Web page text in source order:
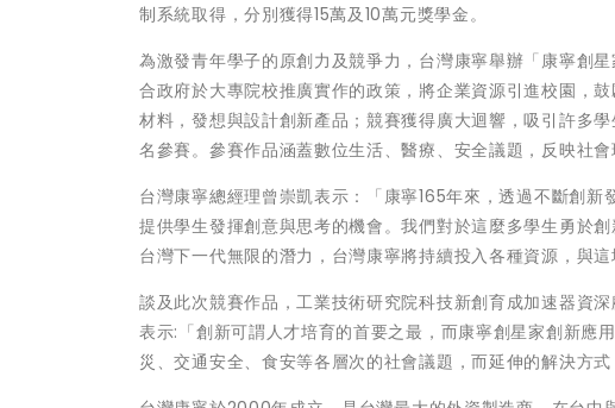
制系統取得，分別獲得15萬及10萬元獎學金。
為激發青年學子的原創力及競爭力，台灣康寧舉辦「康寧創
合政府於大專院校推廣實作的政策，將企業資源引進校園，
材料，發想與設計創新產品；競賽獲得廣大迴響，吸引許多
名參賽。參賽作品涵蓋數位生活、醫療、安全議題，反映社會
台灣康寧總經理曾崇凱表示：「康寧165年來，透過不斷創
提供學生發揮創意與思考的機會。我們對於這麼多學生勇於
台灣下一代無限的潛力，台灣康寧將持續投入各種資源，與這
談及此次競賽作品，工業技術研究院科技新創育成加速器資
表示:「創新可謂人才培育的首要之最，而康寧創星家創新應
災、交通安全、食安等各層次的社會議題，而延伸的解決方